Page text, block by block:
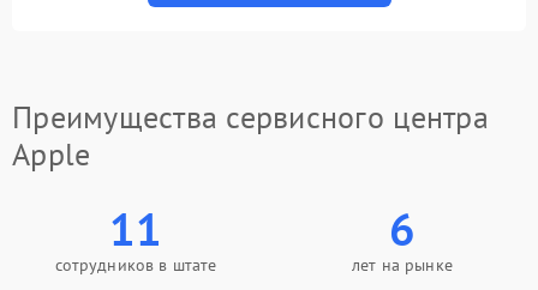
Преимущества сервисного центра
Apple
11
сотрудников в штате
6
лет на рынке